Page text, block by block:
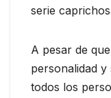
serie
A pesar de
personalidad
todos los